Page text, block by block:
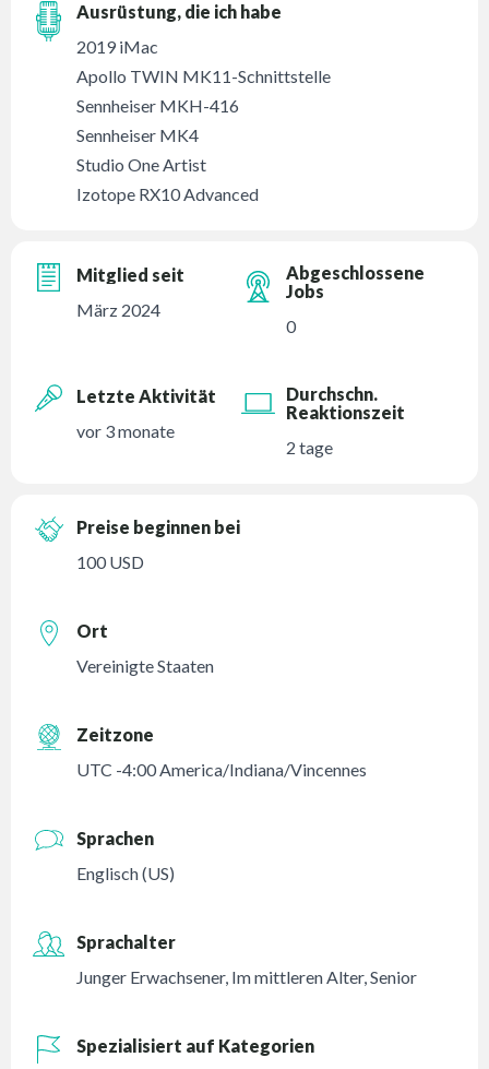
Ausrüstung, die ich habe
2019 iMac
Apollo TWIN MK11-Schnittstelle
Sennheiser MKH-416
Sennheiser MK4
Studio One Artist
Izotope RX10 Advanced
Mitglied seit
März 2024
Abgeschlossene
Jobs
0
Letzte Aktivität
vor 3 monate
Durchschn.
Reaktionszeit
2 tage
Preise beginnen bei
100 USD
Ort
Vereinigte Staaten
Zeitzone
UTC -4:00 America/Indiana/Vincennes
Sprachen
Englisch (US)
Sprachalter
Junger Erwachsener, Im mittleren Alter,Senior
Spezialisiert auf Kategorien